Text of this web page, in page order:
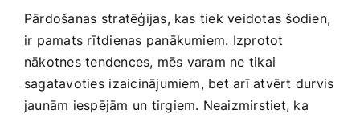
Pārdošanas ⁢stratēģijas, kas tiek veidotas šodien,
ir pamats rītdienas panākumiem. Izprotot
nākotnes tendences, mēs varam ne tikai
sagatavoties ⁤izaicinājumiem, bet arī atvērt durvis
jaunām iespējām un tirgiem. Neaizmirstiet, ka⁢